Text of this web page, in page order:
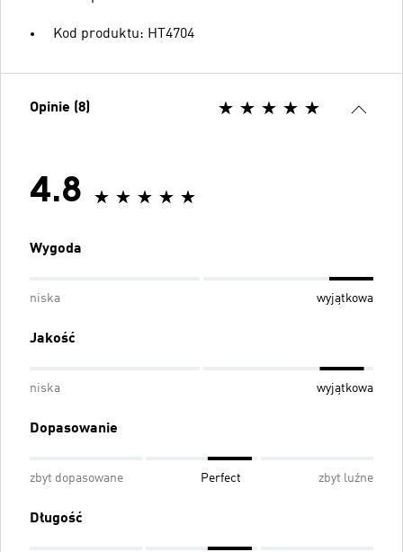
Kod produktu: HT4704
Opinie (8)
4.8
Wygoda
niska wyjątkowa
Jakość
niska wyjątkowa
Dopasowanie
zbyt dopasowane Perfect zbyt luźne
Długość